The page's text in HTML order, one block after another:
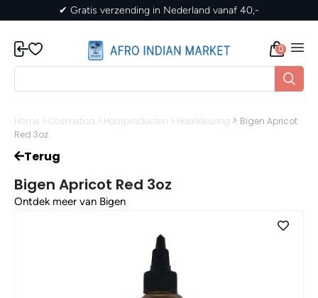
✔ Gratis verzending in Nederland
0
Home > Cosmetica > Haarproducten > Haarkleuring > Bigen Apricot
Red 3oz
Terug
Bigen Apricot Red 3oz
Ontdek meer van Bigen